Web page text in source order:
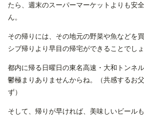
たら、週末のスーパーマーケットよりも安
ん。
その帰りには、その地元の野菜や魚などを
シブ帰りより早目の帰宅ができることでしょ
都内に帰る日曜日の東名高速・大和トンネ
鬱極まりありませんからね。（共感するお
ず）
そして、帰りが早ければ、美味しいビール